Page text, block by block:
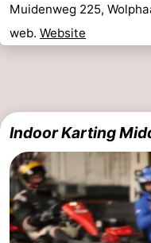
Muidenweg 225,
web. Website
Indoor Karting